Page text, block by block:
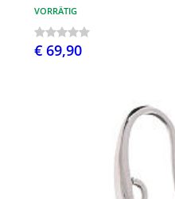
VORRÄTIG
€ 69,90